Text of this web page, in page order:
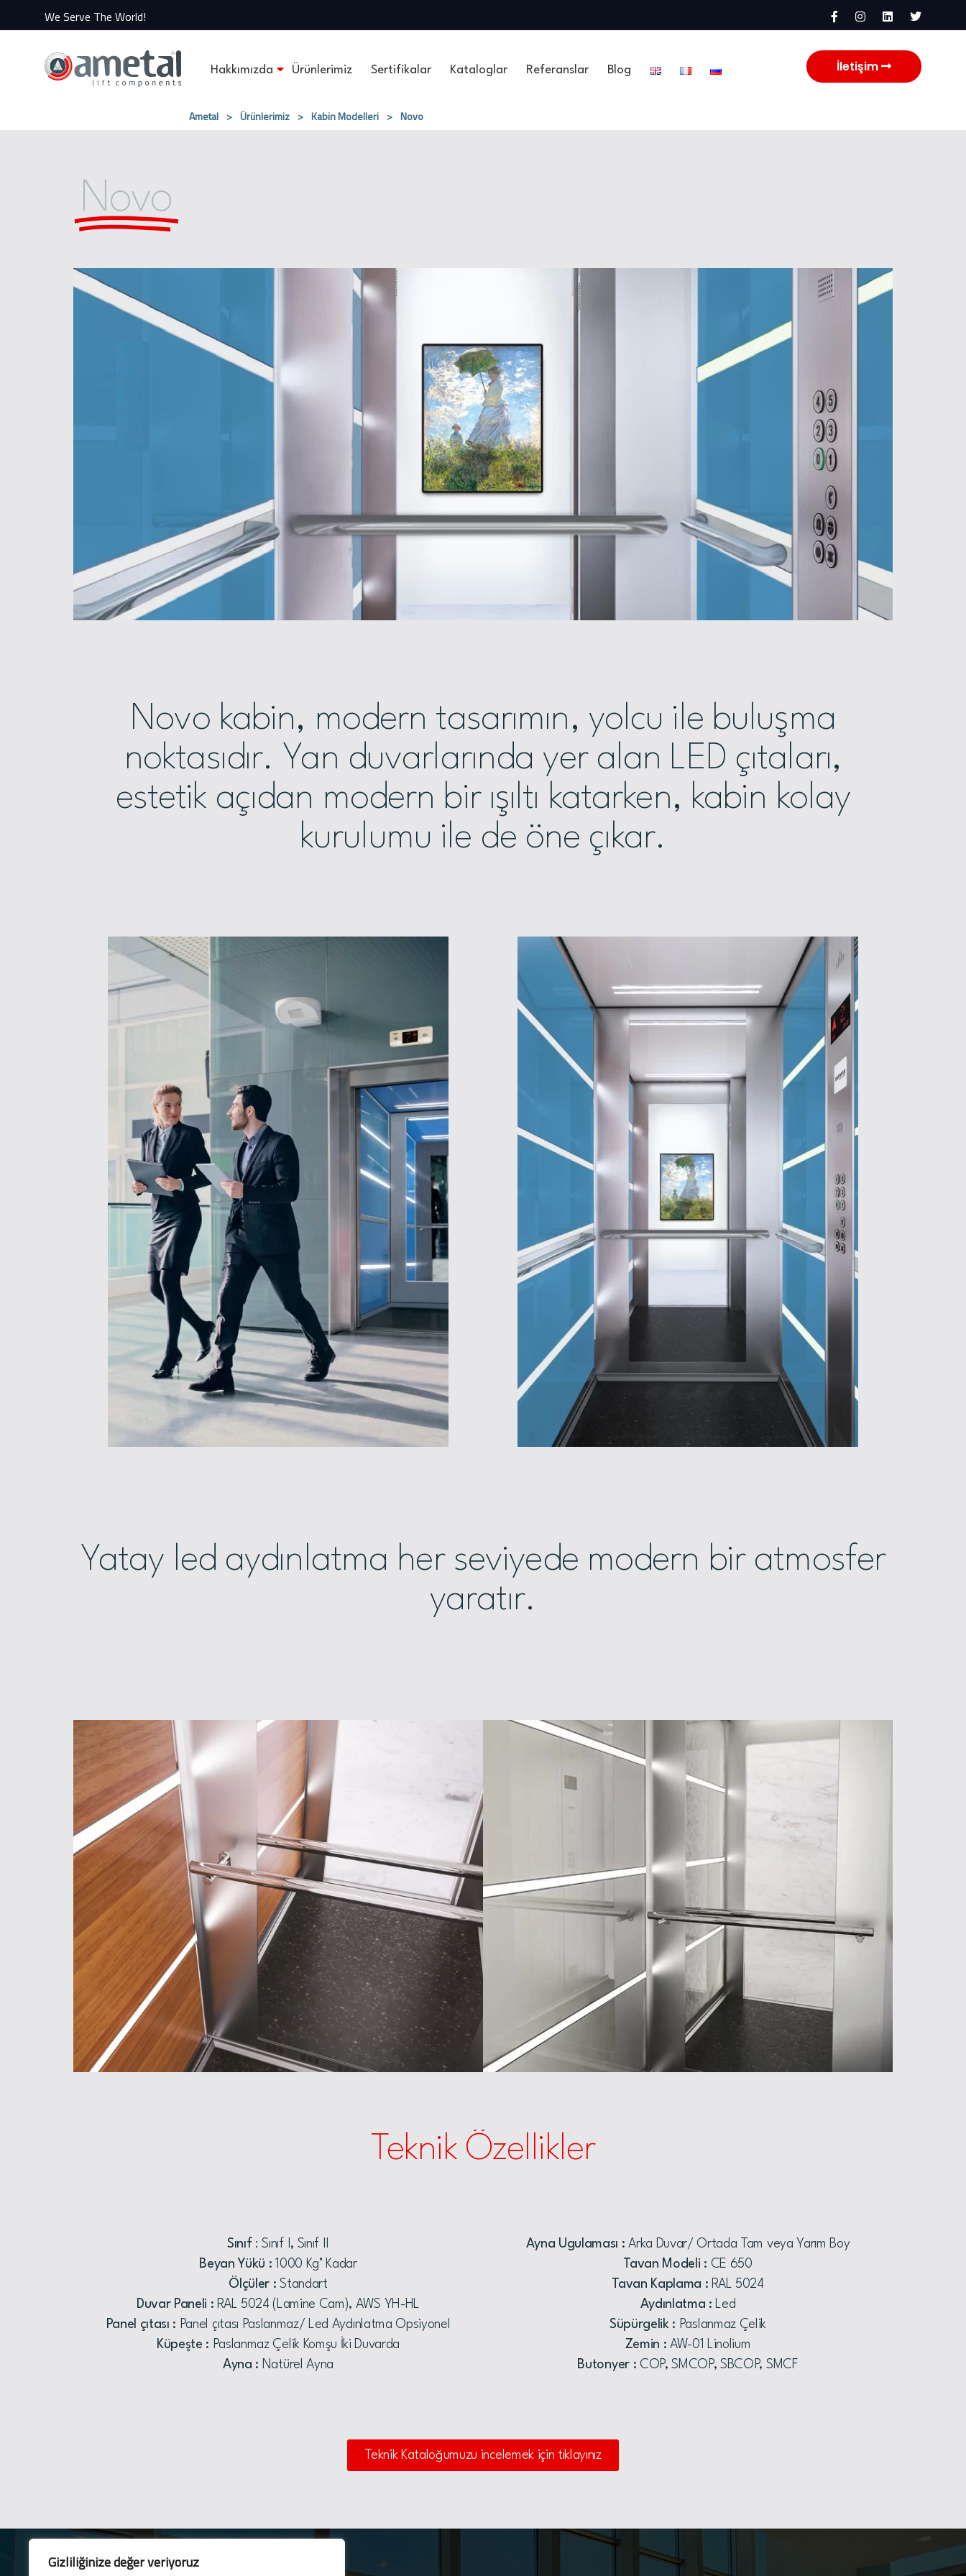
Gizliliğinize değer veriyoruz
We Serve The World!
Hakkımızda Ürünlerimiz Sertifikalar Kataloglar Referanslar Blog İletişim
Ametal > Ürünlerimiz > Kabin Modelleri > Novo
Novo
Novo kabin, modern tasarımın, yolcu ile buluşma
noktasıdır. Yan duvarlarında yer alan LED çıtaları,
estetik açıdan modern bir ışıltı katarken, kabin kolay
kurulumu ile de öne çıkar.
Yatay led aydınlatma her seviyede modern bir atmosfer
yaratır.
Teknik Özellikler
Sınıf : Sınıf I, Sınıf II
Beyan Yükü : 1000 Kg’ Kadar
Ölçüler : Standart
Duvar Paneli : RAL 5024 (Lamine Cam), AWS YH-HL
Panel çıtası : Panel çıtası Paslanmaz/ Led Aydınlatma Opsiyonel
Küpeşte : Paslanmaz Çelik Komşu İki Duvarda
Ayna : Natürel Ayna
Ayna Ugulaması : Arka Duvar/ Ortada Tam veya Yarım Boy
Tavan Modeli : CE 650
Tavan Kaplama : RAL 5024
Aydınlatma : Led
Süpürgelik : Paslanmaz Çelik
Zemin : AW-01 Linolium
Butonyer : COP, SMCOP, SBCOP, SMCF
Teknik Kataloğumuzu incelemek için tıklayınız